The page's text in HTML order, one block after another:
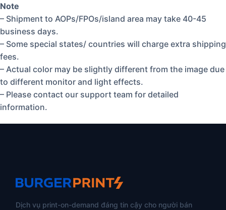
Note
– Shipment to AOPs/FPOs/island area may take 40-45
business days.
– Some special states/ countries will charge extra shipping
fees.
– Actual color may be slightly different from the image due
to different monitor and light effects.
– Please contact our support team for detailed
information.
Dịch vụ print-on-demand đáng tin cậy cho người bán